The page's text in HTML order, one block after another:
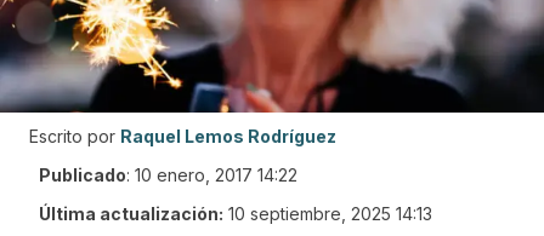
Escrito por Raquel Lemos Rodríguez
Publicado: 10 enero, 2017 14:22
Última actualización: 10 septiembre, 2025 14:13